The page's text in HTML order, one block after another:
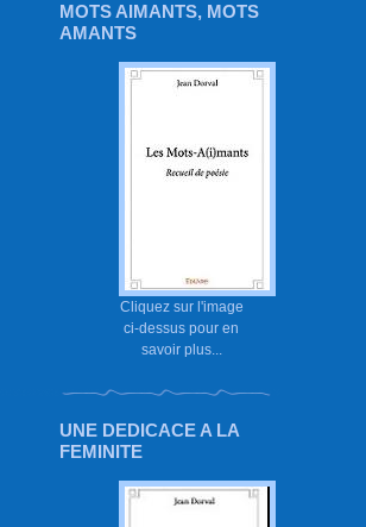
MOTS AIMANTS, MOTS
AMANTS
Cliquez sur l'image
ci-dessus pour en
savoir plus...
UNE DEDICACE A LA
FEMINITE